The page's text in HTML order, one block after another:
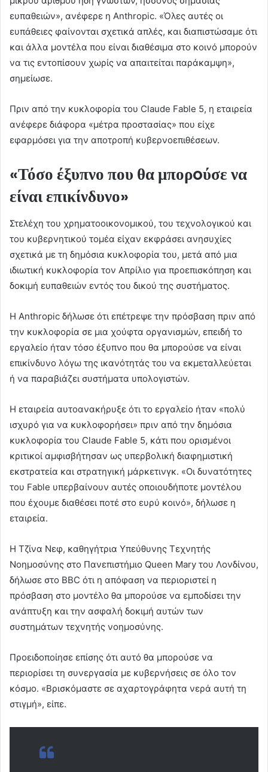
ευπαθειών», ανέφερε η Anthropic. «Όλες αυτές οι
ευπάθειες φαίνονται σχετικά απλές, και διαπιστώσαμε ότι
και άλλα μοντέλα που είναι διαθέσιμα στο κοινό μπορούν
να τις εντοπίσουν χωρίς να απαιτείται παράκαμψη»,
σημείωσε.
Πριν από την κυκλοφορία του Claude Fable 5, η εταιρεία
ανέφερε διάφορα «μέτρα προστασίας» που είχε
εφαρμόσει για την αποτροπή κυβερνοεπιθέσεων.
«Τόσο έξυπνο που θα μπορoύσε να
είναι επικίνδυνο»
Στελέχη του χρηματοοικονομικού, του τεχνολογικού και
του κυβερνητικού τομέα είχαν εκφράσει ανησυχίες
σχετικά με τη δημόσια κυκλοφορία του, μετά από μια
ιδιωτική κυκλοφορία τον Απρίλιο για προεπισκόπηση και
δοκιμή ευπαθειών εντός του δικού της συστήματος.
Η Anthropic δήλωσε ότι επέτρεψε την πρόσβαση πριν από
την κυκλοφορία σε μια χούφτα οργανισμών, επειδή το
εργαλείο ήταν τόσο έξυπνο που θα μπορούσε να είναι
επικίνδυνο λόγω της ικανότητάς του να εκμεταλλεύεται
ή να παραβιάζει συστήματα υπολογιστών.
Η εταιρεία αυτοανακήρυξε ότι το εργαλείο ήταν «πολύ
ισχυρό για να κυκλοφορήσει» πριν από την δημόσια
κυκλοφορία του Claude Fable 5, κάτι που ορισμένοι
κριτικοί αμφισβήτησαν ως υπερβολική διαφημιστική
εκστρατεία και στρατηγική μάρκετινγκ. «Οι δυνατότητες
του Fable υπερβαίνουν αυτές οποιουδήποτε μοντέλου
που έχουμε διαθέσει ποτέ στο ευρύ κοινό», δήλωσε η
εταιρεία.
Η Τζίνα Νεφ, καθηγήτρια Υπεύθυνης Τεχνητής
Νοημοσύνης στο Πανεπιστήμιο Queen Mary του Λονδίνου,
δήλωσε στο BBC ότι η απόφαση να περιοριστεί η
πρόσβαση στο μοντέλο θα μπορούσε να εμποδίσει την
ανάπτυξη και την ασφαλή δοκιμή αυτών των
συστημάτων τεχνητής νοημοσύνης.
Προειδοποίησε επίσης ότι αυτό θα μπορούσε να
περιορίσει τη συνεργασία με κυβερνήσεις σε όλο τον
κόσμο. «Βρισκόμαστε σε αχαρτογράφητα νερά αυτή τη
στιγμή», είπε.